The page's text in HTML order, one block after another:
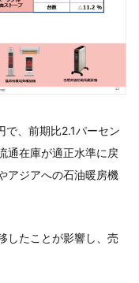
、前期比2.1パーセン
通在庫が適正水準に戻
アジアへの石油暖房機
したことが影響し、売